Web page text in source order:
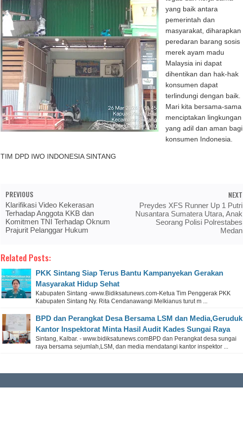
yang baik antara
pemerintah dan
masyarakat, diharapkan
peredaran barang sosis
merek ayam madu
Malaysia ini dapat
dihentikan dan hak-hak
konsumen dapat
terlindungi dengan baik.
Mari kita bersama-sama
menciptakan lingkungan
yang adil dan aman bagi
konsumen Indonesia.
TIM DPD IWO INDONESIA SINTANG
PREVIOUS
Klarifikasi Video Kekerasan
Terhadap Anggota KKB dan
Komitmen TNI Terhadap Oknum
Prajurit Pelanggar Hukum
NEXT
Preydes XFS Runner Up 1 Putri
Nusantara Sumatera Utara, Anak
Seorang Polisi Polrestabes
Medan
Related Posts:
PKK Sintang Siap Terus Bantu Kampanyekan Gerakan
Masyarakat Hidup Sehat
Kabupaten Sintang -www.Bidiksatunews.com-Ketua Tim Penggerak PKK
Kabupaten Sintang Ny. Rita Cendanawangi Melkianus turut m ...
BPD dan Perangkat Desa Bersama LSM dan Media,Geruduk
Kantor Inspektorat Minta Hasil Audit Kades Sungai Raya
Sintang, Kalbar. - www.bidiksatunews.comBPD dan Perangkat desa sungai
raya bersama sejumlah,LSM, dan media mendatangi kantor inspektor ...